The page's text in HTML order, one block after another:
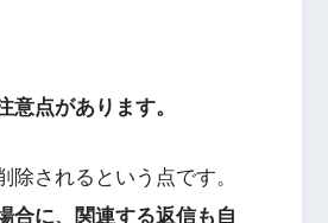
点があります。
されるという点です。
合に、関連する返信も自